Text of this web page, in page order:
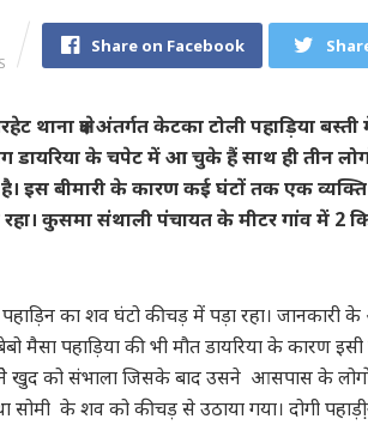
Share on Facebook
थाना क्षेत्र अंतर्गत केटका टोली पहाड़िया
डायरिया के चपेट में आ चुके हैं साथ ही तीन
इस बीमारी के कारण कई घंटों तक एक
रहा। कुसमा संथाली पंचायत के मीटर गांव में
पहाड़िन का शव घंटो कीचड़ में पड़ा रहा।
मैसा पहाड़िया की भी मौत डायरिया के कारण
नेे खुद को संभाला जिसके बाद उसने आसपास के
सोमी के शव को कीचड़ से उठाया गया। दोगी